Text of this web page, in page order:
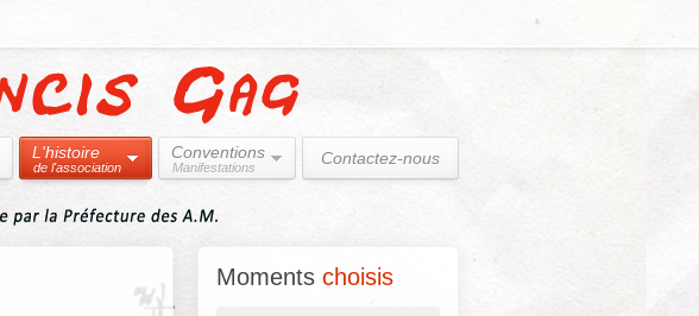
L'histoire
de l'association
Conventions
Manifestations Contactez-nous
Moments choisis